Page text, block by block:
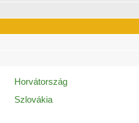
Horvátország
Szlovákia